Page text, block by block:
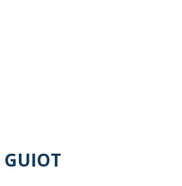
GUIOT